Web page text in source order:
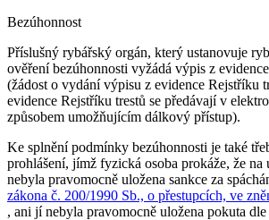
Bezúhonnost
Příslušný rybářský orgán, který ustanovuje
ověření bezúhonnosti vyžádá výpis z
(žádost o vydání výpisu z evidence Rejstříku
evidence Rejstříku trestů se předávají v
způsobem umožňujícím dálkový přístup).
Ke splnění podmínky bezúhonnosti je také
prohlášení, jímž fyzická osoba prokáže, že na
nebyla pravomocně uložena sankce za
zákona č. 200/1990 Sb., o přestupcích, ve
, ani jí nebyla pravomocně uložena pokuta dle